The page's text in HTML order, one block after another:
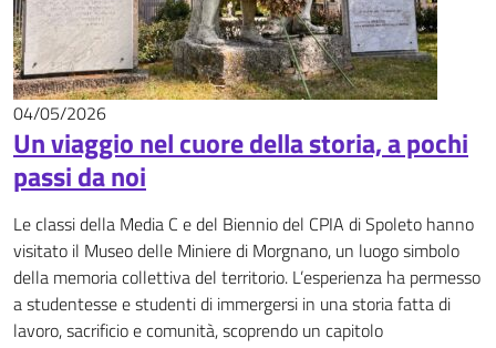
04/05/2026
Un viaggio nel cuore della storia, a pochi
passi da noi
Le classi della Media C e del Biennio del CPIA di Spoleto hanno
visitato il Museo delle Miniere di Morgnano, un luogo simbolo
della memoria collettiva del territorio. L’esperienza ha permesso
a studentesse e studenti di immergersi in una storia fatta di
lavoro, sacrificio e comunità, scoprendo un capitolo